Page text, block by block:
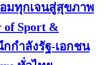
มทุกเจนสู่สุขภาพ
Sport &
กกำลังรัฐ-เอกชน